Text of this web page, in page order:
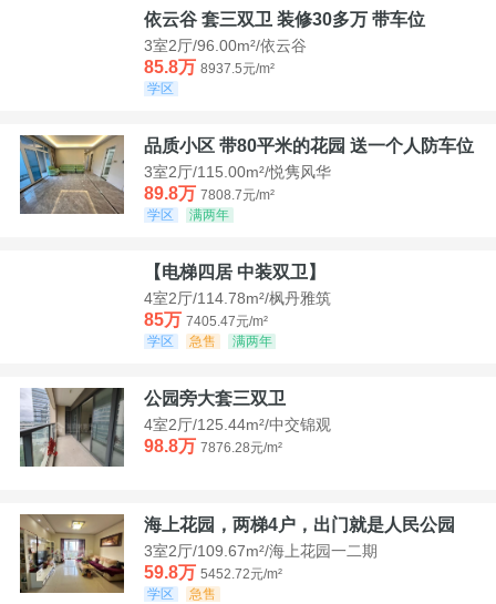
依云谷 套三双卫 装修30多万 带车位
3室2厅/96.00m²/依云谷
85.8万 8937.5元/m²
学区
品质小区 带80平米的花园 送一个人防车位
3室2厅/115.00m²/悦隽风华
89.8万 7808.7元/m²
学区
满两年
【电梯四居 中装双卫】
4室2厅/114.78m²/枫丹雅筑
85万 7405.47元/m²
学区
急售 满两年
公园旁大套三双卫
4室2厅/125.44m²/中交锦观
98.8万 7876.28元/m²
海上花园，两梯4户，出门就是人民公园
3室2厅/109.67m²/海上花园一二期
59.8万 5452.72元/m²
学区
急售